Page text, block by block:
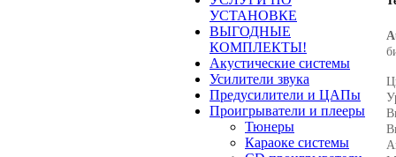
УСТАНОВКЕ
ВЫГОДНЫЕ
КОМПЛЕКТЫ!
Акустические системы
Усилители звука
Предусилители и ЦАПы
Проигрыватели и плееры
Тюнеры
Караоке системы